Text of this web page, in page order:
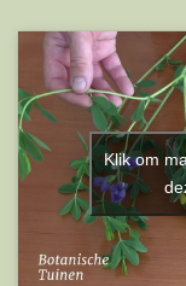
Klik om